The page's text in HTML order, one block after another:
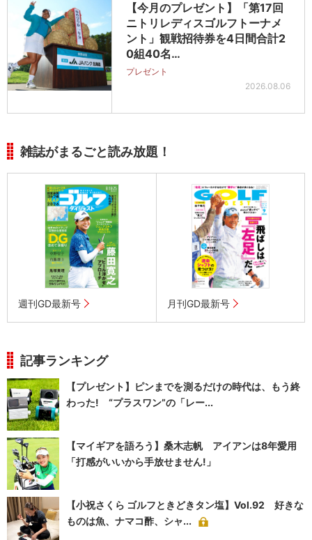
【今月のプレゼント】「第17回
ニトリレディスゴルフトーナメ
ント」観戦招待券を4日間合計2
0組40名…
プレゼント
2026.08.06
雑誌がまるごと読み放題！
週刊GD最新号 月刊GD最新号
記事ランキング
【プレゼント】ピンまでを測るだけの時代は、もう終
わった! “プラスワン”の「レー...
【マイギアを語ろう】桑木志帆 アイアンは8年愛用
「打感がいいから手放せません!」
【小祝さくら ゴルフときどきタン塩】Vol.92 好きな
ものは魚、ナマコ酢、シャ...